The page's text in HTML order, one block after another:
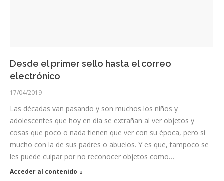
Desde el primer sello hasta el correo
electrónico
17/04/2019
Las décadas van pasando y son muchos los niños y
adolescentes que hoy en día se extrañan al ver objetos y
cosas que poco o nada tienen que ver con su época, pero sí
mucho con la de sus padres o abuelos. Y es que, tampoco se
les puede culpar por no reconocer objetos como…
Acceder al contenido